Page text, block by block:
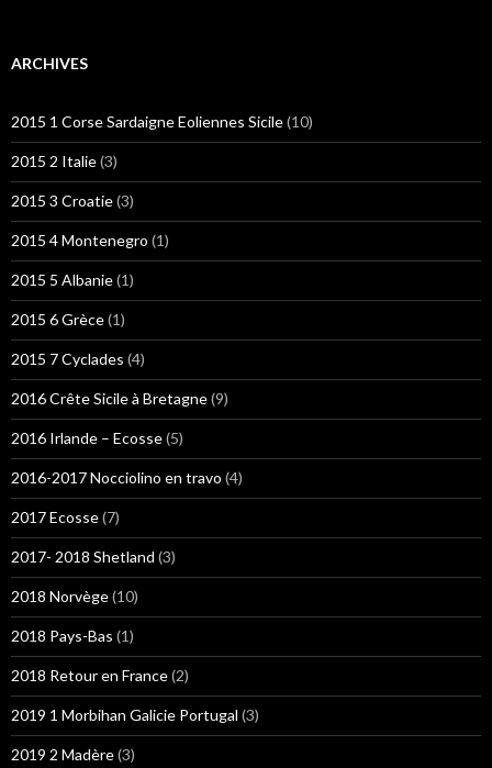
ARCHIVES
2015 1 Corse Sardaigne Eoliennes Sicile(10)
2015 2 Italie(3)
2015 3 Croatie(3)
2015 4 Montenegro (1)
2015 5 Albanie(1)
2015 6 Grèce(1)
2015 7 Cyclades (4)
2016 Crête Sicile à Bretagne(9)
2016 Irlande – Ecosse(5)
2016-2017 Nocciolino en travo (4)
2017 Ecosse(7)
2017- 2018 Shetland (3)
2018 Norvège(10)
2018 Pays-Bas (1)
2018 Retour en France(2)
2019 1 Morbihan Galicie Portugal (3)
2019 2 Madère(3)